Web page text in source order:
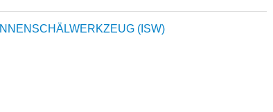
INNENSCHÄLWERKZEUG (ISW)